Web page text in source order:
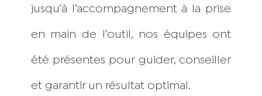
jusqu’à l’accompagnement à la prise
en main de l’outil, nos équipes ont
été présentes pour guider, conseiller
et garantir un résultat optimal.